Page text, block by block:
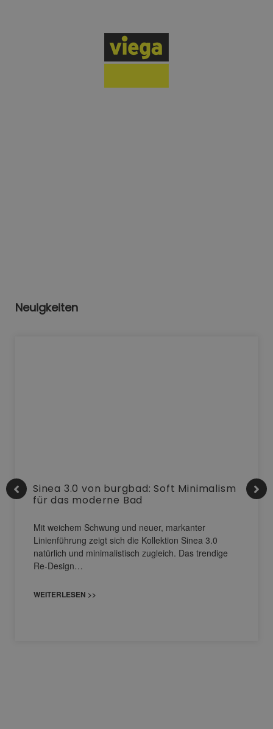
Neuigkeiten
Sinea 3.0 von burgbad: Soft Minimalism
für das moderne Bad
Mit weichem Schwung und neuer, markanter
Linienführung zeigt sich die Kollektion Sinea 3.0
natürlich und minimalistisch zugleich. Das trendige
Re-Design…
WEITERLESEN >>